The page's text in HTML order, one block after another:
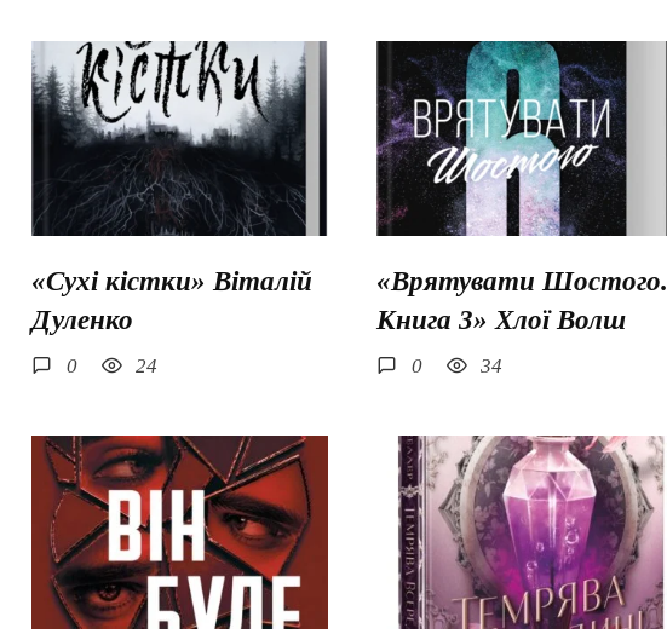
«Сухі кістки» Віталій
Дуленко
0 24
«Врятувати Шостого.
Книга 3» Хлої Волш
0 34